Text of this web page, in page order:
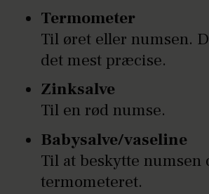
Termometer
Til øret eller numsen.
det mest præcise.
Zinksalve
Til en rød numse.
Babysalve/vaseline
Til at beskytte numsen
termometeret.